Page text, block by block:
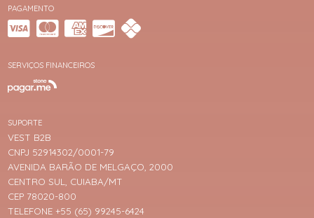
PAGAMENTO
SERVIÇOS FINANCEIROS
SUPORTE
VEST B2B
CNPJ 52914302/0001-79
AVENIDA BARÃO DE MELGAÇO, 2000
CENTRO SUL, CUIABA/MT
CEP 78020-800
TELEFONE +55 (65) 99245-6424